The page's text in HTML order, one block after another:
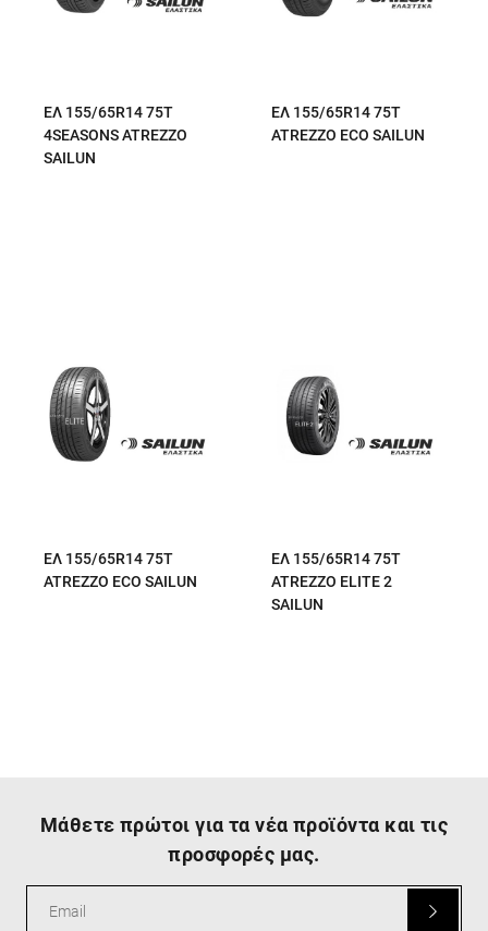
ΕΛ 155/65R14 75T
4SEASONS ATREZZO
SAILUN
ΕΛ 155/65R14 75T
ATREZZO ECO SAILUN
ΕΛ 155/65R14 75T
ATREZZO ECO SAILUN
ΕΛ 155/65R14 75T
ATREZZO ELITE 2
SAILUN
Μάθετε πρώτοι για τα νέα προϊόντα και τις
προσφορές μας.